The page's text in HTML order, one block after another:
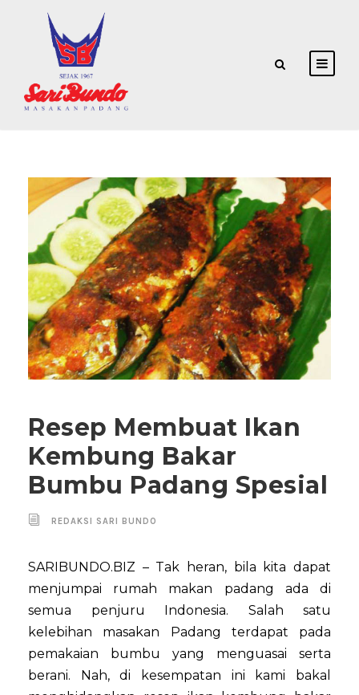
Resep Membuat Ikan
Kembung Bakar
Bumbu Padang Spesial
REDAKSI SARI BUNDO
SARIBUNDO.BIZ – Tak heran, bila kita dapat
menjumpai rumah makan padang ada di
semua penjuru Indonesia. Salah satu
kelebihan masakan Padang terdapat pada
pemakaian bumbu yang menguasai serta
berani. Nah, di kesempatan ini kami bakal